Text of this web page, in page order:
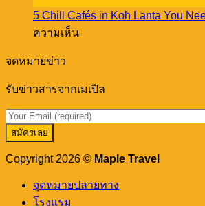
พา
ชิม
ร้าน
เด็ด
ภูเก็ต
เขา
หลัก
5 Chill Cafés in Koh Lanta You
ความเห็นบน
Koh
Lanta
You
Check
จดหมายข่าว
รับข่าวสารจากเมเปิล
Copyright 2026 © Maple Travel
จุดหมายปลายทาง
โรงแรม